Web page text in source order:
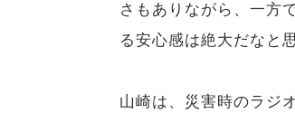
さもありながら、一方
る安心感は絶大だなと
山崎は、災害時のラジ